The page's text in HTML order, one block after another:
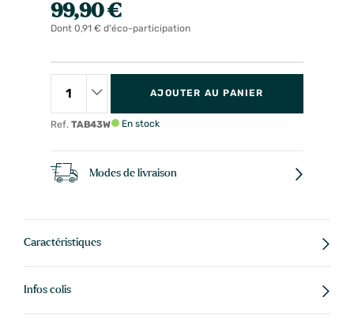
99,90 €
Dont 0,91 € d'éco-participation
Ref. TAB43W
AJOUTER AU PANIER
En stock
Modes de livraison
Caractéristiques
Infos colis